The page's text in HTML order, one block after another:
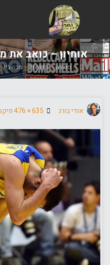
של
אודי
בורג
אוחיון – כואב את
ביתספורט כדורסל מכה-בי!
אודי בורג
גודל635 × 476